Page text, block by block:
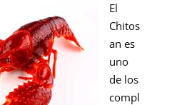
El
Chitos
an es
uno
de los
compl